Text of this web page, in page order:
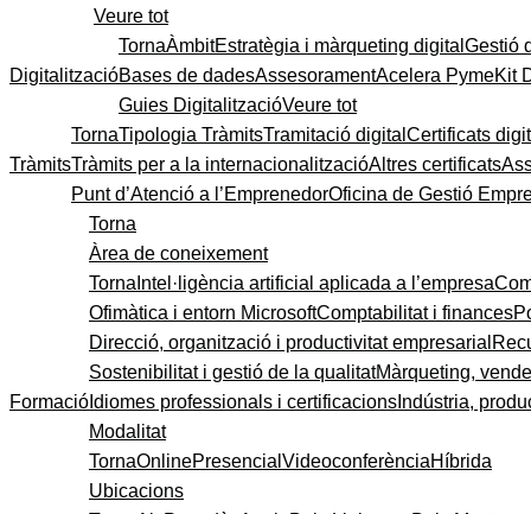
Veure tot
Digitalització
TornaÀmbitEstratègia i màrqueting digital Gestió
Bases de dadesAssesoramentAcelera PymeKit
Guies DigitalitzacióVeure tot
Tràmits
TornaTipologia TràmitsTramitació digital Certificats
Tràmits per a la internacionalitzacióAltres certificats
Punt d’Atenció a l’EmprenedorOficina de Gestió
Formació
Torna
Àrea de coneixement
Torna Intel·ligència artificial aplicada a l’empresa
Ofimàtica i entorn MicrosoftComptabilitat i finances
Direcció, organització i productivitat empresarial
Sostenibilitat i gestió de la qualitatMàrqueting,
Idiomes professionals i certificacions Indústria,
Modalitat
TornaOnlinePresencial VideoconferènciaHíbrida
Ubicacions